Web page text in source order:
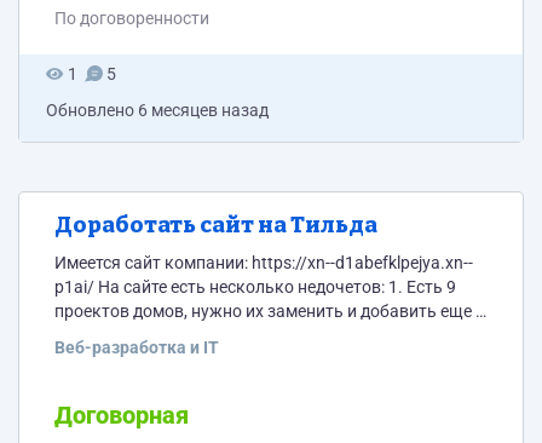
недвижимости новостроек...
По договоренности
1
5
Обновлено 6 месяцев назад
Доработать сайт на Тильда
Имеется сайт компании: https://xn--d1abefklpejya.xn--
p1ai/ На сайте есть несколько недочетов: 1. Есть 9
проектов домов, нужно их заменить и добавить еще 6
компании в разделе Контакты 3. Поменять
работает кнопка WhatsApp из-за блокировки,
соответственно нужно убрать ее либо предложить
Веб-разработка и IT
Договорная